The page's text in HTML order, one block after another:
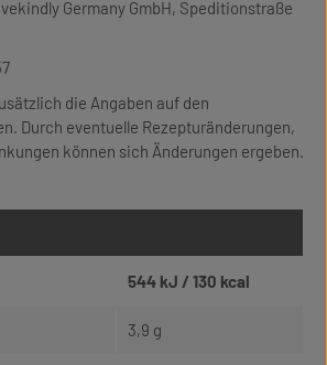
Germany GmbH, Speditionstraße
die Angaben auf den
Durch eventuelle Rezepturänderungen,
können sich Änderungen ergeben.
544 kJ / 130 kcal
3,9 g